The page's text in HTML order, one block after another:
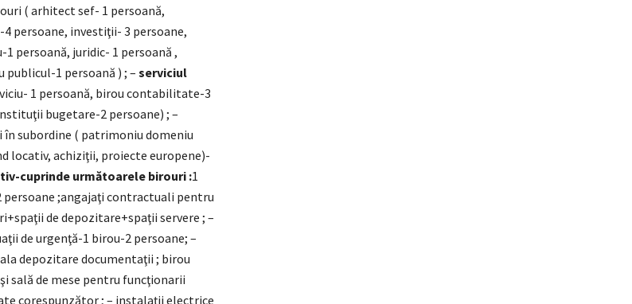
( arhitect sef- 1 persoană,
persoane, investiţii- 3 persoane,
persoană, juridic- 1 persoană ,
publicul-1 persoană ) ; – serviciul
1 persoană, birou contabilitate-3
bugetare-2 persoane) ; –
în subordine ( patrimoniu domeniu
locativ, achiziţii, proiecte europene)-
cuprinde următoarele birouri :1
;angajaţi contractuali pentru
de depozitare+spaţii servere ; –
de urgenţă-1 birou-2 persoane; –
depozitare documentaţii ; birou
sală de mese pentru funcţionarii
corespunzător ; – instalaţii electrice